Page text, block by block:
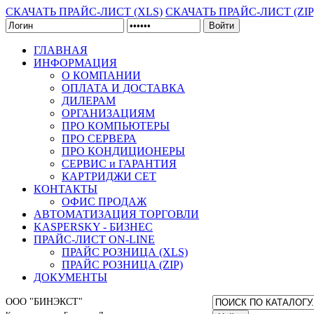
СКАЧАТЬ ПРАЙС-ЛИСТ (XLS) СКАЧАТЬ ПРАЙС-ЛИСТ
Войти
ГЛАВНАЯ
ИНФОРМАЦИЯ
О КОМПАНИИ
ОПЛАТА И ДОСТАВКА
ДИЛЕРАМ
ОРГАНИЗАЦИЯМ
ПРО КОМПЬЮТЕРЫ
ПРО СЕРВЕРА
ПРО КОНДИЦИОНЕРЫ
СЕРВИС и ГАРАНТИЯ
КАРТРИДЖИ CET
КОНТАКТЫ
ОФИС ПРОДАЖ
АВТОМАТИЗАЦИЯ ТОРГОВЛИ
KASPERSKY - БИЗНЕС
ПРАЙС-ЛИСТ ON-LINE
ПРАЙС РОЗНИЦА (XLS)
ПРАЙС РОЗНИЦА (ZIP)
ДОКУМЕНТЫ
ООО "БИНЭКСТ"